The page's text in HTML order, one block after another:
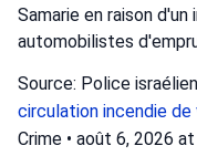
Samarie en raison
automobilistes
Source: Police
circulation incendie de
Crime • août 6, 2026